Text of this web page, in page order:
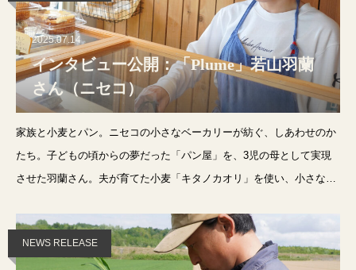
2025.07.14
インタビュー公開：「Plume」若山羽蘭
さん（ニセコ）
家族と小麦とパン。ニセコの小さなベーカリーが紡ぐ、しあわせのか
たち。子どもの頃からの夢だった「パン屋」を、3児の母として実現
させた羽蘭さん。夫が育てた小麦「キタノカオリ」を使い、小さなベ
みが詰まっています。やさ
NEWS RELEASE